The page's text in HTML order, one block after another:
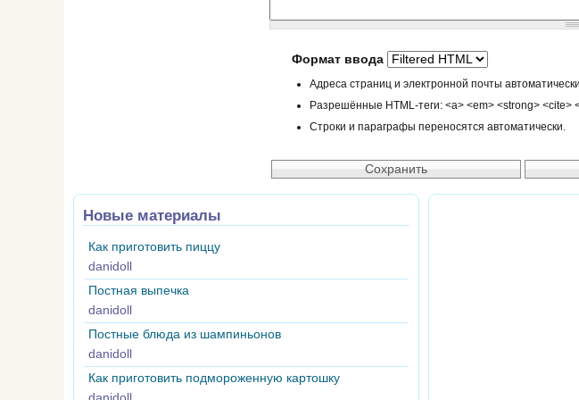
Формат ввода
Адреса страниц и электронной почты
Разрешённые HTML-теги: <a> <em> <strong>
Строки и параграфы переносятся автоматически.
Новые материалы
Как приготовить пиццу
danidoll
Постная выпечка
danidoll
Постные блюда из шампиньонов
danidoll
Как приготовить подмороженную картошку